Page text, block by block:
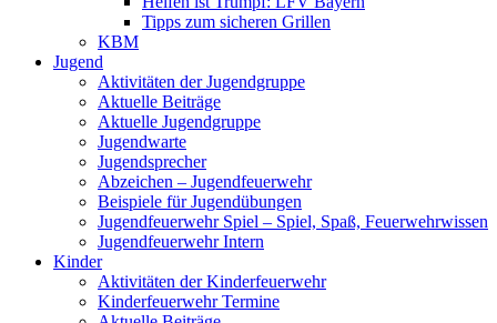
Tipps zum sicheren Grillen
KBM
Jugend
Aktivitäten der Jugendgruppe
Aktuelle Beiträge
Aktuelle Jugendgruppe
Jugendwarte
Jugendsprecher
Abzeichen – Jugendfeuerwehr
Beispiele für Jugendübungen
Jugendfeuerwehr Spiel – Spiel, Spaß, Feuerwehrwissen
Jugendfeuerwehr Intern
Kinder
Aktivitäten der Kinderfeuerwehr
Kinderfeuerwehr Termine